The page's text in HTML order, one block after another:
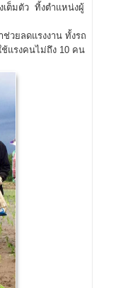
ต็มตัว ทิ้งตำแหน่งผู้
วยลดแรงงาน ทั้งรถ
แรงคนไม่ถึง 10 คน